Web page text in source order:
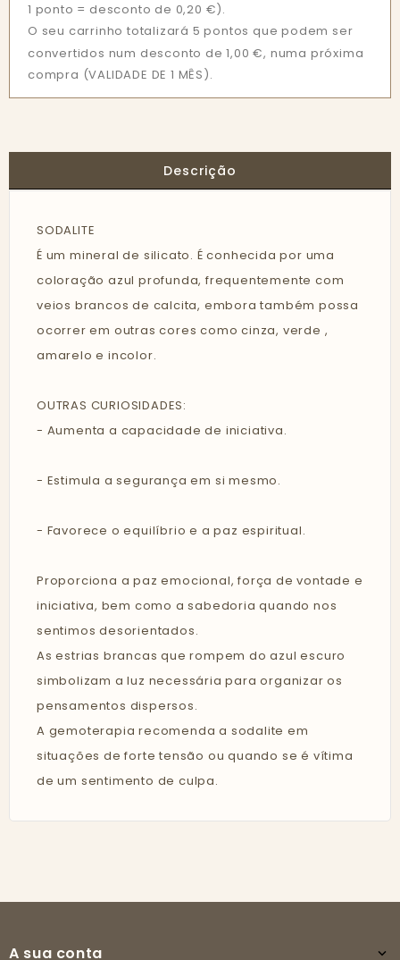
1 ponto = desconto de 0,20 €).
O seu carrinho totalizará 5 pontos que podem ser
convertidos num desconto de 1,00 €, numa próxima
compra (VALIDADE DE 1 MÊS).
Descrição
SODALITE
É um mineral de silicato. É conhecida por uma
coloração azul profunda, frequentemente com
veios brancos de calcita, embora também possa
ocorrer em outras cores como cinza, verde ,
amarelo e incolor.
OUTRAS CURIOSIDADES:
- Aumenta a capacidade de iniciativa.
- Estimula a segurança em si mesmo.
- Favorece o equilíbrio e a paz espiritual.
Proporciona a paz emocional, força de vontade e
iniciativa, bem como a sabedoria quando nos
sentimos desorientados.
As estrias brancas que rompem do azul escuro
simbolizam a luz necessária para organizar os
pensamentos dispersos.
A gemoterapia recomenda a sodalite em
situações de forte tensão ou quando se é vítima
de um sentimento de culpa.
A sua conta 